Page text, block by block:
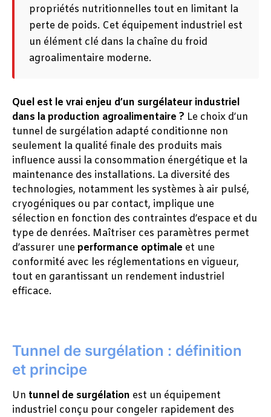
propriétés nutritionnelles tout en limitant la
perte de poids. Cet équipement industriel est
un élément clé dans la chaîne du froid
agroalimentaire moderne.
Quel est le vrai enjeu d’un surgélateur industriel
dans la production agroalimentaire ? Le choix d’un
tunnel de surgélation adapté conditionne non
seulement la qualité finale des produits mais
influence aussi la consommation énergétique et la
maintenance des installations. La diversité des
technologies, notamment les systèmes à air pulsé,
cryogéniques ou par contact, implique une
sélection en fonction des contraintes d’espace et du
type de denrées. Maîtriser ces paramètres permet
d’assurer uneperformance optimale et une
conformité avec les réglementations en vigueur,
tout en garantissant un rendement industriel
efficace.
Tunnel de surgélation : définition
et principe
Un tunnel de surgélation est un équipement
industriel conçu pour congeler rapidement des